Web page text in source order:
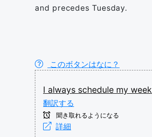
and precedes Tuesday.
このボタンはなに？
I always schedule my
翻訳する
聞き取れるようになる
詳細